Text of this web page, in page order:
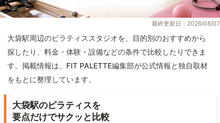
最終更新日：2026/08/07
大袋駅周辺のピラティススタジオを、目的別のおすすめから
探したり、料金・体験・設備などの条件で比較したりできま
す。掲載情報は、FIT PALETTE編集部が公式情報と独自取材
をもとに整理しています。
大袋駅のピラティスを
要点だけでサクッと比較